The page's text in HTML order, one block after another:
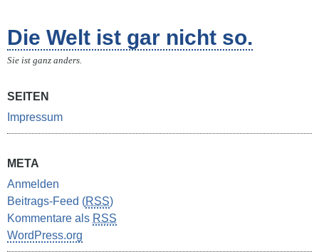
Die Welt ist gar nicht so.
Sie ist ganz anders.
SEITEN
Impressum
META
Anmelden
Beitrags-Feed (RSS)
Kommentare als RSS
WordPress.org